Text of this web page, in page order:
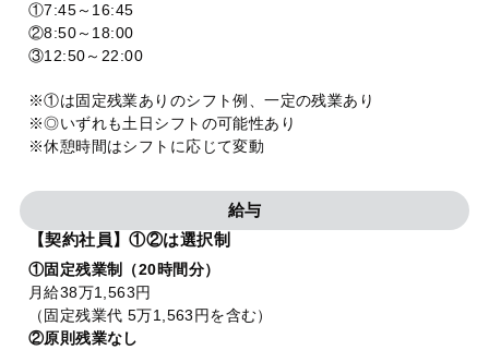
①7:45～16:45
②8:50～18:00
③12:50～22:00
※①は固定残業ありのシフト例、一定の残業あり
※◎いずれも土日シフトの可能性あり
※休憩時間はシフトに応じて変動
給与
【契約社員】①②は選択制
①固定残業制（20時間分）
月給38万1,563円
（固定残業代 5万1,563円を含む）
②原則残業なし